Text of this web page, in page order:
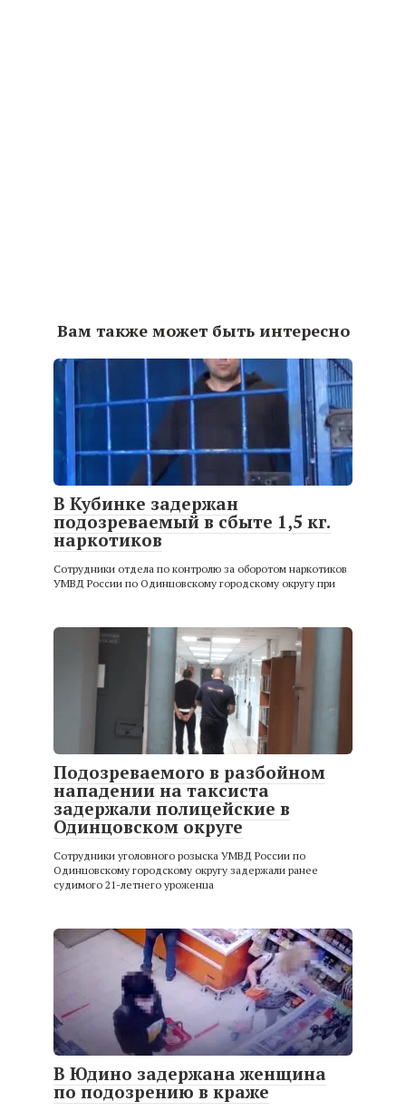
Вам также может быть интересно
В Кубинке задержан
подозреваемый в сбыте 1,5 кг.
наркотиков
Сотрудники отдела по контролю за оборотом наркотиков
УМВД России по Одинцовскому городскому округу при
Подозреваемого в разбойном
нападении на таксиста
задержали полицейские в
Одинцовском округе
Сотрудники уголовного розыска УМВД России по
Одинцовскому городскому округу задержали ранее
судимого 21-летнего уроженца
В Юдино задержана женщина
по подозрению в краже